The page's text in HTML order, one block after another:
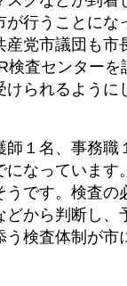
が行うことにな
産党市議団も市
検査センター
けられるよう
１名、事務職
になっています
うです。検査の
どから判断し、
う検査体制が市